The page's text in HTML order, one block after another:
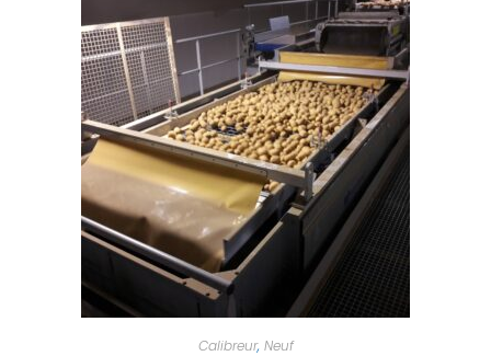
Calibreur, Neuf